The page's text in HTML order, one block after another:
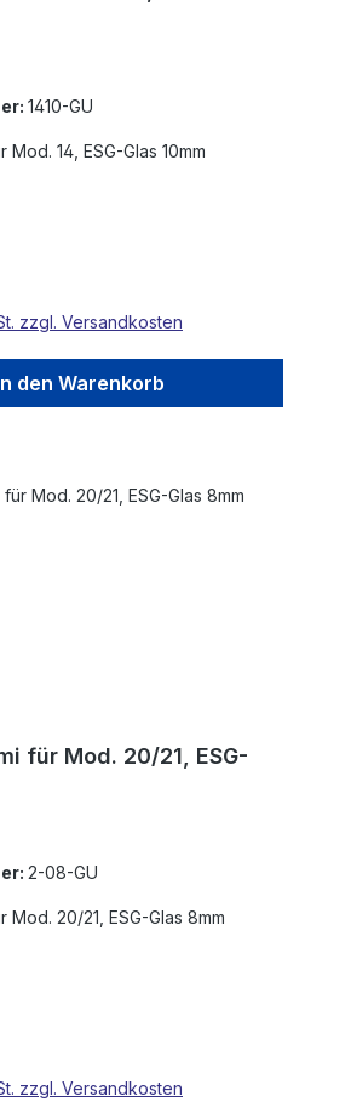
1410-GU
Mod. 14, ESG-Glas 10mm
zzgl. Versandkosten
den Warenkorb
für Mod. 20/21, ESG-
2-08-GU
Mod. 20/21, ESG-Glas 8mm
zzgl. Versandkosten